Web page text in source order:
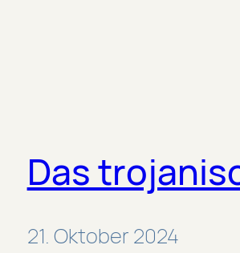
Das
21. Oktober 2024